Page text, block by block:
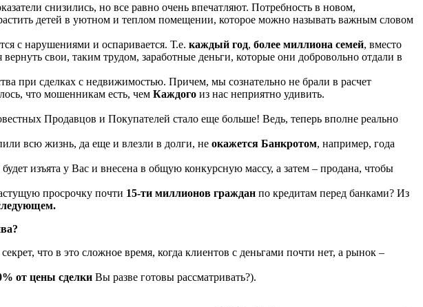
снизились, но все равно очень впечатляют. Потребность в новом,
детей в уютном и теплом помещении, которое можно называть важным словом
с нарушениями и оспаривается. Т.е. каждый год, более миллиона семей, вместо
свои, таким трудом, заработные деньги, которые они добровольно отдали в
при сделках с недвижимостью. Причем, мы сознательно не брали в расчет
что мошенникам есть, чем Каждого из нас неприятно удивить.
Продавцов и Покупателей стало еще больше! Ведь, теперь вполне реально
всю жизнь, да еще и влезли в долги, не окажется Банкротом, например, года
изъята у Вас и внесена в общую конкурсную массу, а затем – продана, чтобы
просрочку почти 15-ти миллионов граждан по кредитам перед банками? Из
что в это сложное время, когда клиентов с деньгами почти нет, а рынок –
от цены сделки Вы разве готовы рассматривать?).